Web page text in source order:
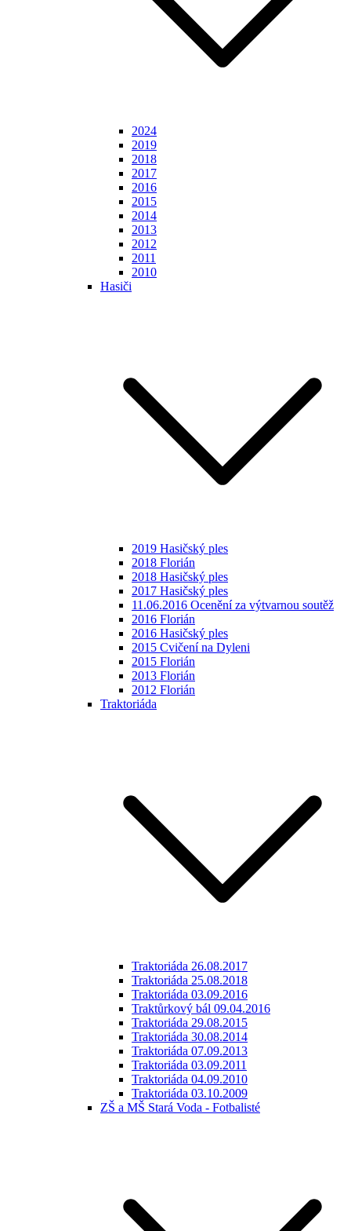
2024
2019
2018
2017
2016
2015
2014
2013
2012
2011
2010
Hasiči
2019 Hasičský ples
2018 Florián
2018 Hasičský ples
2017 Hasičský ples
11.06.2016 Ocenění za výtvarnou soutěž
2016 Florián
2016 Hasičský ples
2015 Cvičení na Dyleni
2015 Florián
2013 Florián
2012 Florián
Traktoriáda
Traktoriáda 26.08.2017
Traktoriáda 25.08.2018
Traktoriáda 03.09.2016
Traktůrkový bál 09.04.2016
Traktoriáda 29.08.2015
Traktoriáda 30.08.2014
Traktoriáda 07.09.2013
Traktoriáda 03.09.2011
Traktoriáda 04.09.2010
Traktoriáda 03.10.2009
ZŠ a MŠ Stará Voda - Fotbalisté